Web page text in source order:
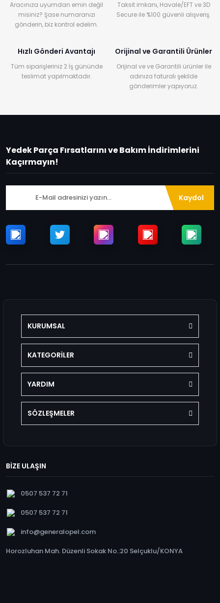
Aracınıza uyumdan emin değil
misiniz? Şase numaranızı
gönderin, biz kontrol edelim.
Taksit imkanı, Havale/EFT ve 3D
Secure ile %100 güvenli alışveriş.
Hızlı Gönderi Avantajı
Tüm siparişleriniz 2 İş gününde
teslimat yapılmaktadır.
Orijinal ve Garantili Ürünler
Orijinal ve ve Garantili ürünler ile
adınıza faturalı şekilde
gönderimler yapıyoruz.
Yedek Parça Fırsatlarını ve Bakım İndirimlerini
Kaçırmayın!
Kaydol
KURUMSAL
KATEGORİLER
YARDIM
SÖZLEŞMELER
BİZE ULAŞIN
0507 537 72 71
0507 537 72 71
info@generalopel.com
Horozluhan Mah. Düzenli Sokak No.:20 Selçuklu/KONYA